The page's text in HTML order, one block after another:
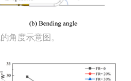
角度示意图。